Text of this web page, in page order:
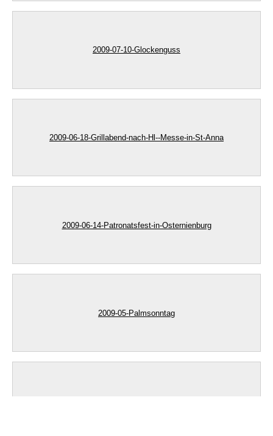
2009-07-10-Glockenguss
2009-06-18-Grillabend-nach-Hl--Messe-in-St-Anna
2009-06-14-Patronatsfest-in-Osternienburg
2009-05-Palmsonntag